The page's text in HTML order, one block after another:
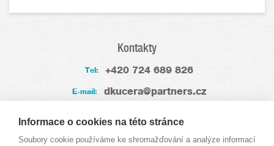
Kontakty
Tel: +420 724 689 826
E-mail: dkucera@partners.cz
Zkušenosti
Informace o cookies na této stránce
Soubory cookie používáme ke shromažďování a analýze informací